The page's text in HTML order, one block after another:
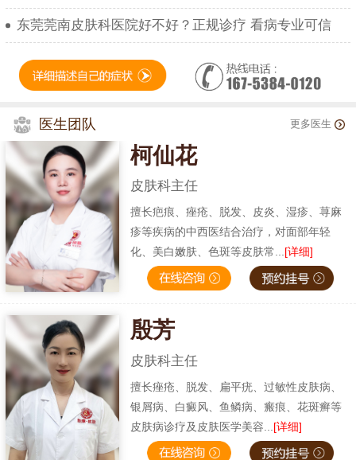
东莞莞南皮肤科医院好不好？正规诊疗 看病专业可信
医生团队 更多医生
柯仙花
皮肤科主任
擅长疤痕、痤疮、脱发、皮炎、湿疹、荨麻
疹等疾病的中西医结合治疗，对面部年轻
化、美白嫩肤、色斑等皮肤常... [详细]
殷芳
皮肤科主任
擅长痤疮、脱发、扁平疣、过敏性皮肤病、
银屑病、白癜风、鱼鳞病、瘢痕、花斑癣等
皮肤病诊疗及皮肤医学美容... [详细]